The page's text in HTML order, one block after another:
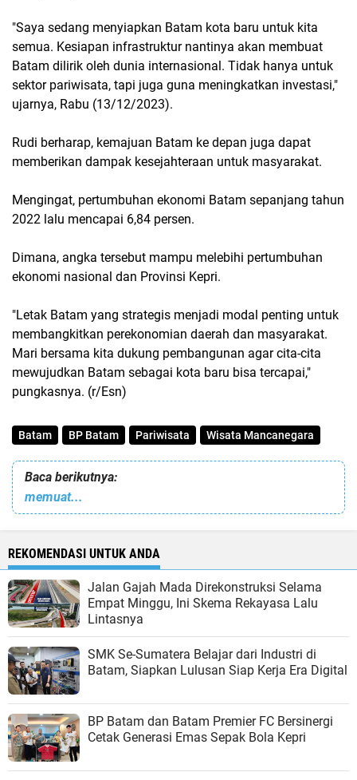
"Saya sedang menyiapkan Batam kota baru untuk kita
semua. Kesiapan infrastruktur nantinya akan membuat
Batam dilirik oleh dunia internasional. Tidak hanya untuk
sektor pariwisata, tapi juga guna meningkatkan investasi,"
ujarnya, Rabu (13/12/2023).
Rudi berharap, kemajuan Batam ke depan juga dapat
memberikan dampak kesejahteraan untuk masyarakat.
Mengingat, pertumbuhan ekonomi Batam sepanjang tahun
2022 lalu mencapai 6,84 persen.
Dimana, angka tersebut mampu melebihi pertumbuhan
ekonomi nasional dan Provinsi Kepri.
"Letak Batam yang strategis menjadi modal penting untuk
membangkitkan perekonomian daerah dan masyarakat.
Mari bersama kita dukung pembangunan agar cita-cita
mewujudkan Batam sebagai kota baru bisa tercapai,"
pungkasnya. (r/Esn)
Batam BP Batam Pariwisata Wisata Mancanegara
Baca berikutnya:
memuat...
REKOMENDASI UNTUK ANDA
Jalan Gajah Mada Direkonstruksi Selama
Empat Minggu, Ini Skema Rekayasa Lalu
Lintasnya
SMK Se-Sumatera Belajar dari Industri di
Batam, Siapkan Lulusan Siap Kerja Era Digital
BP Batam dan Batam Premier FC Bersinergi
Cetak Generasi Emas Sepak Bola Kepri